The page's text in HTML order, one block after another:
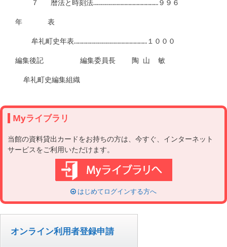
Myライブラリ
当館の資料貸出カードをお持ちの方は、今すぐ、インターネット
サービスをご利用いただけます。
はじめてログインする方へ
オンライン利用者登録申請